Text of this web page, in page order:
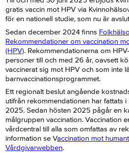
gratis vaccin mot HPV via
för en nationell studie, som nu är
Sedan december 2024 finns
Rekommendationer om vaccination
(HPV). Rekommendationerna om
personer till och med 26 år, oavsett
vaccinerat sig mot HPV och som inte
barnvaccinationsprogrammet.
Ett regionalt beslut angående
utifrån rekommendationen har fattats
2025. Sedan hösten 2025 pågår en
målgruppen vaccination. Vaccination
vårdcentral till alla som omfattas av
information se Vaccination mot
Vårdgivarwebben.